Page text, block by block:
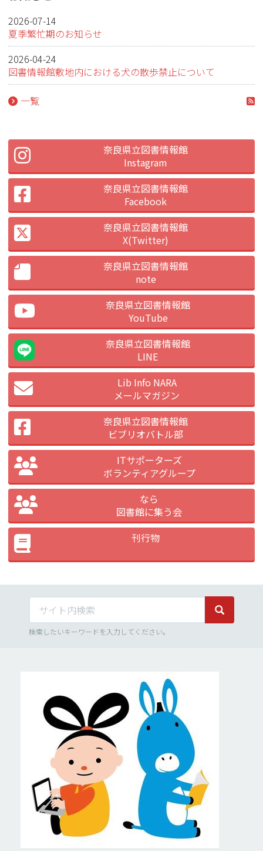
2026-07-14
夏季繁忙期のお知らせ
2026-04-24
図書情報館敷地内における犬の散歩禁止について
一覧
奈良県立図書情報館
Instagram
奈良県立図書情報館
Facebook
奈良県立図書情報館
X(Twitter)
奈良県立図書情報館
note
奈良県立図書情報館
YouTube
奈良県立図書情報館
LINE
Lib Info NARA
メールマガジン
奈良県立図書情報館
ビブリオバトル部
ITサポーターズ
ボランティアグループ
なら
図書館に集う会
刊行物
サイト内検索 サイト内
検索したいキーワードを入力してください。